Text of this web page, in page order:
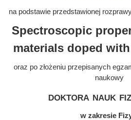
na podstawie przedstawionej
Spectroscopic
materials doped
oraz po złożeniu przepisanych
naukowy
doktora nauk
w zakresie